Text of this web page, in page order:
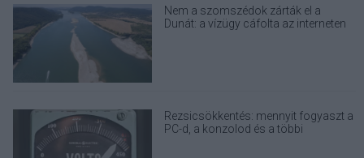
Nem a szomszédok zárták el a
Dunát: a vízügy cáfolta az interneten
Rezsicsökkentés: mennyit fogyaszt a
PC-d, a konzolod és a többi